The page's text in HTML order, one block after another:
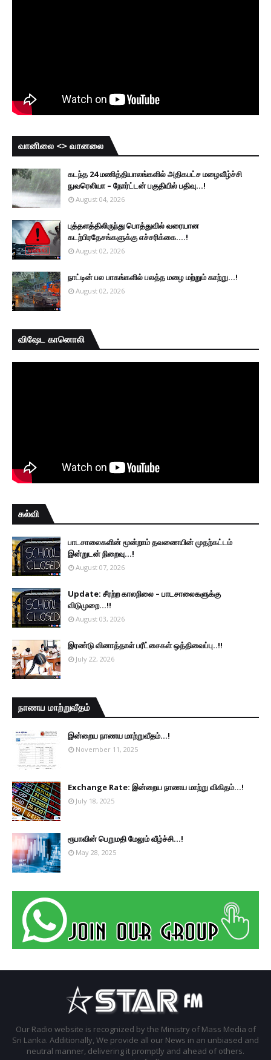
வானிலை <> வானலை
கடந்த 24 மணித்தியாலங்களில் அதிகபட்ச மழைவீழ்ச்சி
நுவரெலியா – நோர்ட்டன் பகுதியில் பதிவு...!
August 04, 2026
புத்தளத்திலிருந்து பொத்துவில் வரையான
கடற்பிரதேசங்களுக்கு எச்சரிக்கை....!
August 02, 2026
நாட்டின் பல பாகங்களில் பலத்த மழை மற்றும் காற்று...!
August 02, 2026
விஷேட கானொலி
கல்வி
பாடசாலைகளின் மூன்றாம் தவணையின் முதற்கட்டம்
இன்றுடன் நிறைவு...!
August 07, 2026
Update: சீரற்ற காலநிலை – பாடசாலைகளுக்கு
விடுமுறை...!!
August 03, 2026
இரண்டு வினாத்தாள் பரீட்சைகள் ஒத்திவைப்பு..!!
July 22, 2026
நாணய மாற்றுவீதம்
இன்றைய நாணய மாற்றுவீதம்...!
November 11, 2025
Exchange Rate: இன்றைய நாணய மாற்று விகிதம்...!
July 18, 2025
ரூபாவின் பெறுமதி மேலும் வீழ்ச்சி...!
May 28, 2025
Our Radio website is recognized by the Ministry of Mass Media of
Sri Lanka. Additionally, We provide all our News in an unbiased and
neutral manner, delivering it promptly and ahead of others.